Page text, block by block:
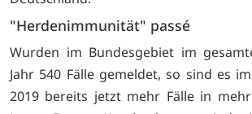
"Herdenimmunität" passé
Wurden im Bundesgebiet im
Jahr 540 Fälle gemeldet, so sind es
2019 bereits jetzt mehr Fälle in